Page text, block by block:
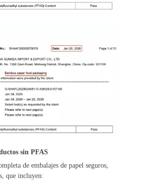
sin PFAS
de embalajes de papel seguros,
que incluyen: